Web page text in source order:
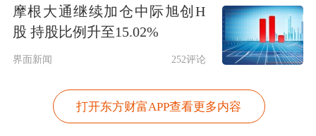
在此前举行的业绩说明会上，龙旗科技
表示，过去一段时间，整个行业的毛利
率先是经历了几个季度的下降，近期又
开始逐步回升，这是行业发展的合理趋
摩根大通继续加仓中际旭创H
股 持股比例升至15.02%
界面新闻 252评论
打开东方财富APP查看更多内容